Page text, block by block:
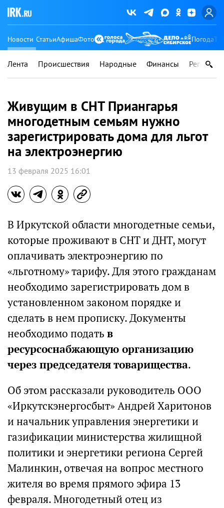
Новости СтатьиАфишаФото Погода
Лента Происшествия Народные Финансы Регионы
Живущим в СНТ Приангарья
многодетным семьям нужно
зарегистрировать дома для льгот
на электроэнергию
13 февраля 2025 16:01
В Иркутской области многодетные семьи,
которые проживают в СНТ и ДНТ, могут
оплачивать электроэнергию по
«льготному» тарифу. Для этого гражданам
необходимо зарегистрировать дом в
установленном законом порядке и
сделать в нем прописку. Документы
необходимо подать в
ресурсоснабжающую организацию
через председателя товарищества.
Об этом рассказали руководитель ООО
«Иркутскэнергосбыт» Андрей Харитонов
и начальник управления энергетики и
газификации министерства жилищной
политики и энергетики региона Сергей
Малинкин, отвечая на вопрос местного
жителя во время прямого эфира 13
февраля. Многодетный отец из